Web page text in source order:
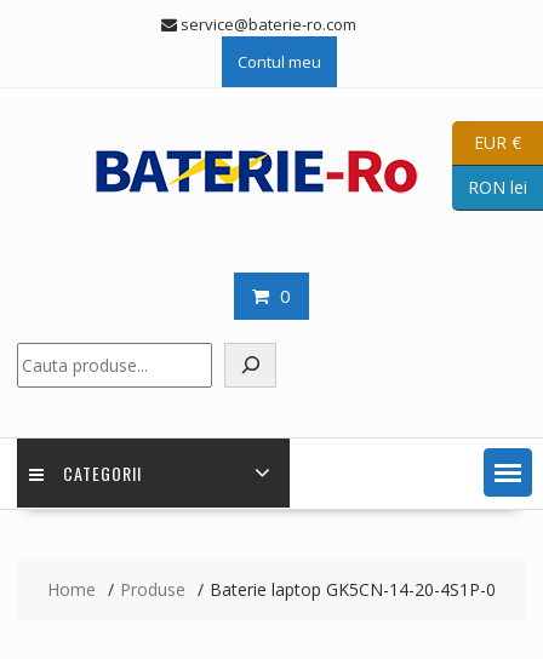
service@baterie-ro.com
Contul meu
0
CATEGORII
Home Produse Baterie laptop GK5CN-14-20-4S1P-0
EUR €
RON lei